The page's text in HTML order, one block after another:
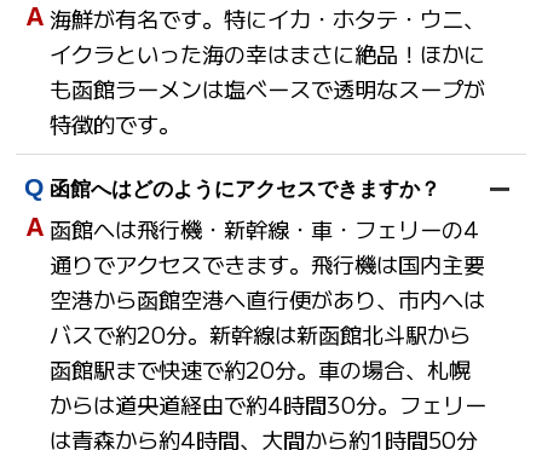
海鮮が有名です。特にイカ・ホタテ・ウニ、
イクラといった海の幸はまさに絶品！ほかに
も函館ラーメンは塩ベースで透明なスープが
特徴的です。
函館へはどのようにアクセスできますか？
函館へは飛行機・新幹線・車・フェリーの4
通りでアクセスできます。飛行機は国内主要
空港から函館空港へ直行便があり、市内へは
バスで約20分。新幹線は新函館北斗駅から
函館駅まで快速で約20分。車の場合、札幌
からは道央道経由で約4時間30分。フェリー
は青森から約4時間、大間から約1時間50分